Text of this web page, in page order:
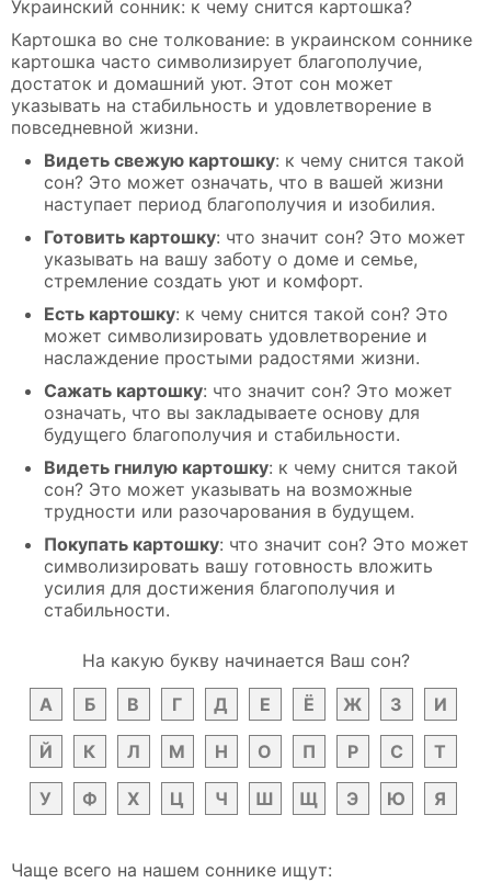
Украинский сонник: к чему снится картошка?
Картошка во сне толкование: в украинском соннике
картошка часто символизирует благополучие,
достаток и домашний уют. Этот сон может
указывать на стабильность и удовлетворение в
повседневной жизни.
Видеть свежую картошку: к чему снится такой
сон? Это может означать, что в вашей жизни
наступает период благополучия и изобилия.
Готовить картошку: что значит сон? Это может
указывать на вашу заботу о доме и семье,
стремление создать уют и комфорт.
Есть картошку: к чему снится такой сон? Это
может символизировать удовлетворение и
наслаждение простыми радостями жизни.
Сажать картошку: что значит сон? Это может
означать, что вы закладываете основу для
будущего благополучия и стабильности.
Видеть гнилую картошку: к чему снится такой
сон? Это может указывать на возможные
трудности или разочарования в будущем.
Покупать картошку: что значит сон? Это может
символизировать вашу готовность вложить
усилия для достижения благополучия и
стабильности.
На какую букву начинается Ваш сон?
А
Б В Г Д Е Ё Ж З И
Й К Л М Н О П Р С Т
У Ф Х Ц Ч Ш Щ Э Ю Я
Чаще всего на нашем соннике ищут: